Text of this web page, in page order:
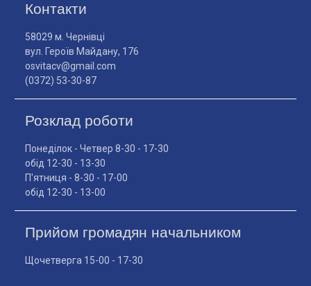
Контакти
58029 м. Чернівці
вул. Героїв Майдану, 176
osvitacv@gmail.com
(0372) 53-30-87
Розклад роботи
Понеділок - Четвер 8-30 - 17-30
обід 12-30 - 13-30
П'ятниця - 8-30 - 17-00
обід 12-30 - 13-00
Прийом громадян начальником
Щочетверга 15-00 - 17-30